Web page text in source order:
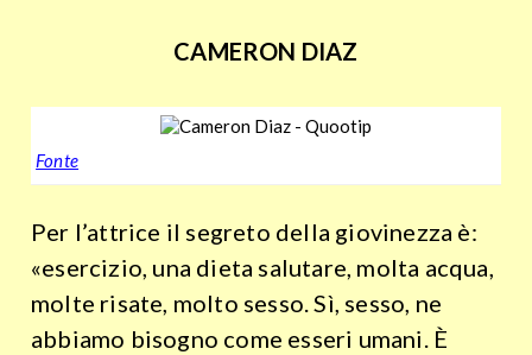
CAMERON DIAZ
Fonte
Per l’attrice il segreto della giovinezza è:
«esercizio, una dieta salutare, molta acqua,
molte risate, molto sesso. Sì, sesso, ne
abbiamo bisogno come esseri umani. È